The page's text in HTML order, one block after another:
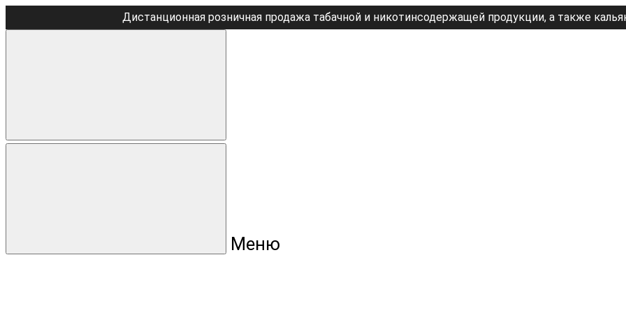
Дистанционная розничная продажа табачной и никотинсодержащей продукции, а также
Меню